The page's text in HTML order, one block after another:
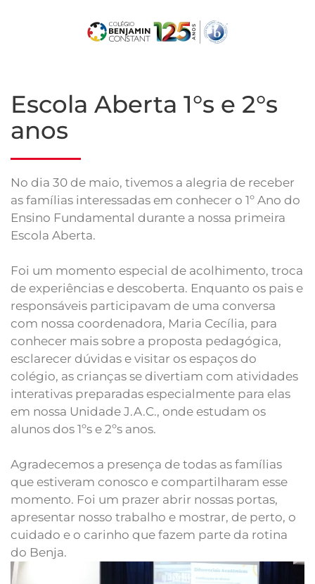
content
Escola Aberta 1°s e 2°s
anos
No dia 30 de maio, tivemos a alegria de receber
as famílias interessadas em conhecer o 1º Ano do
Ensino Fundamental durante a nossa primeira
Escola Aberta.
Foi um momento especial de acolhimento, troca
de experiências e descoberta. Enquanto os pais e
responsáveis participavam de uma conversa
com nossa coordenadora, Maria Cecília, para
conhecer mais sobre a proposta pedagógica,
esclarecer dúvidas e visitar os espaços do
colégio, as crianças se divertiam com atividades
interativas preparadas especialmente para elas
em nossa Unidade J.A.C., onde estudam os
alunos dos 1ºs e 2ºs anos.
Agradecemos a presença de todas as famílias
que estiveram conosco e compartilharam esse
momento. Foi um prazer abrir nossas portas,
apresentar nosso trabalho e mostrar, de perto, o
cuidado e o carinho que fazem parte da rotina
do Benja.